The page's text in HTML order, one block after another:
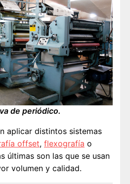
de periódico.
aplicar distintos sistemas
offset, flexografía o
últimas son las que se usan
volumen y calidad.